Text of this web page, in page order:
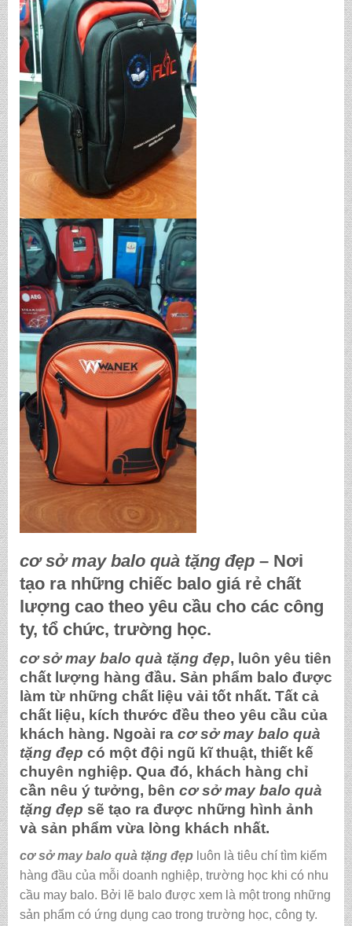
cơ sở may balo quà tặng đẹp – Nơi
tạo ra những chiếc balo giá rẻ chất
lượng cao theo yêu cầu cho các công
ty, tổ chức, trường học.
cơ sở may balo quà tặng đẹp, luôn yêu tiên
chất lượng hàng đầu. Sản phẩm balo được
làm từ những chất liệu vải tốt nhất. Tất cả
chất liệu, kích thước đều theo yêu cầu của
khách hàng. Ngoài ra cơ sở may balo quà
tặng đẹp có một đội ngũ kĩ thuật, thiết kế
chuyên nghiệp. Qua đó, khách hàng chỉ
cần nêu ý tưởng, bên cơ sở may balo quà
tặng đẹp sẽ tạo ra được những hình ảnh
và sản phẩm vừa lòng khách nhất.
cơ sở may balo quà tặng đẹpluôn là tiêu chí tìm kiếm
hàng đầu của mỗi doanh nghiệp, trường học khi có nhu
cầu may balo. Bởi lẽ balo được xem là một trong những
sản phẩm có ứng dụng cao trong trường học, công ty.